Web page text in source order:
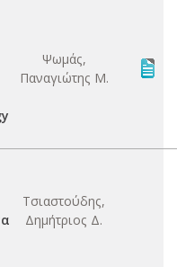
Ψωμάς,
Παναγιώτης Μ.
Τσιαστούδης,
Δημήτριος Δ.